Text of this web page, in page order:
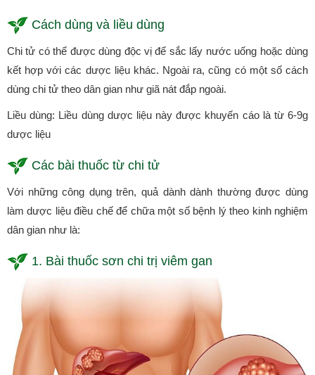
Cách dùng và liều dùng
Chi tử có thể được dùng độc vị để sắc lấy nước uống hoặc dùng
kết hợp với các dược liệu khác. Ngoài ra, cũng có một số cách
dùng chi tử theo dân gian như giã nát đắp ngoài.
Liều dùng: Liều dùng dược liệu này được khuyến cáo là từ 6-9g
dược liệu
Các bài thuốc từ chi tử
Với những công dụng trên, quả dành dành thường được dùng
làm dược liệu điều chế để chữa một số bệnh lý theo kinh nghiệm
dân gian như là:
1. Bài thuốc sơn chi trị viêm gan